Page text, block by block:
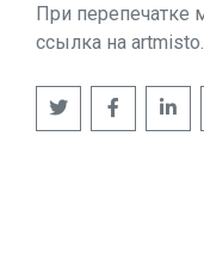
При перепечатке
ссылка на